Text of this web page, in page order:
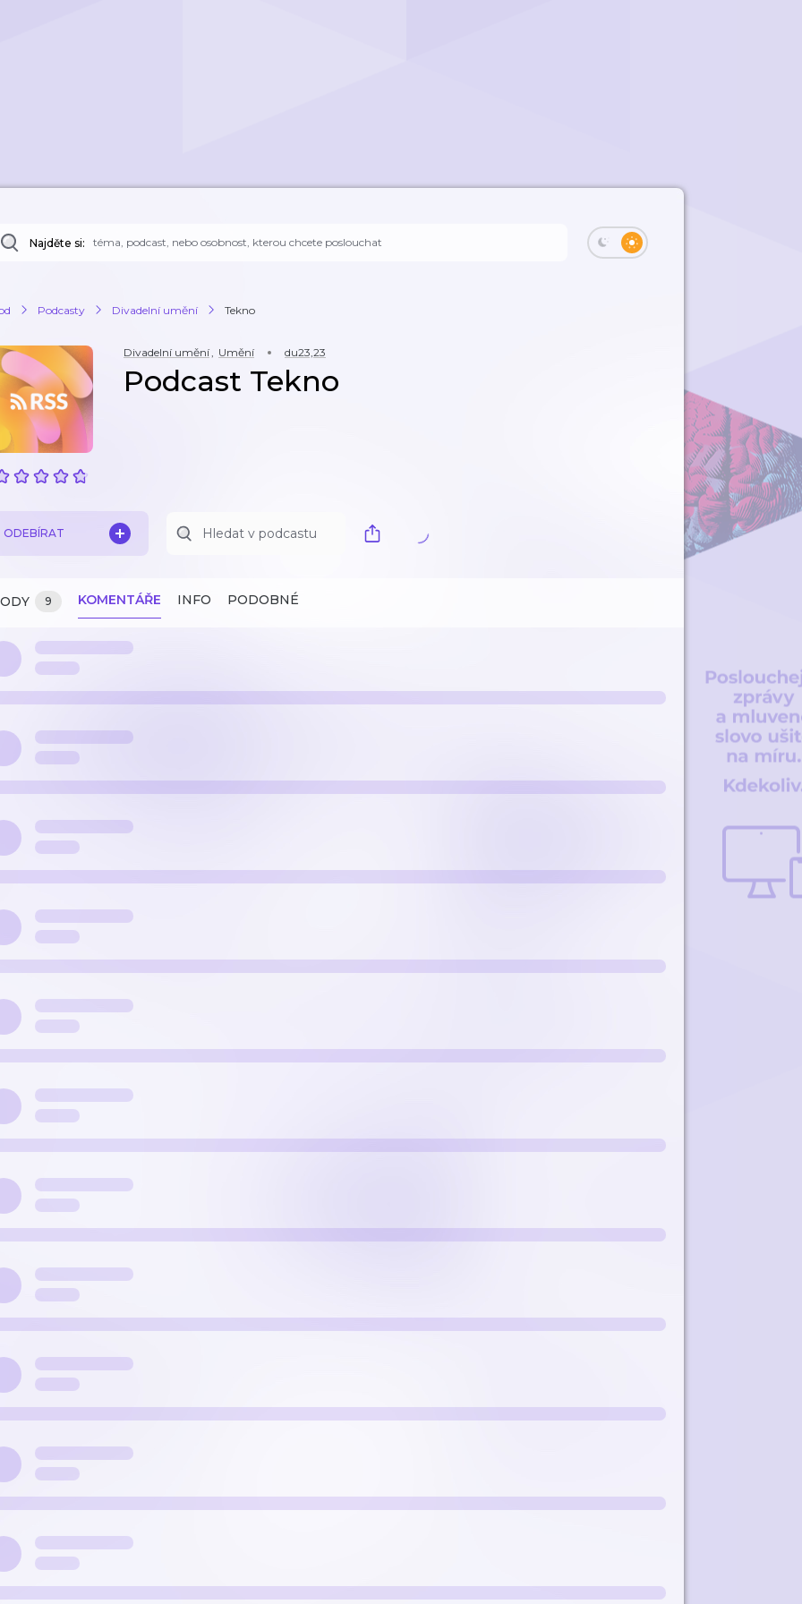
Najděte si:
Podcasty Divadelní umění Tekno
Divadelní umění, Umění du23,23
Podcast Tekno
ODEBÍRAT
9 KOMENTÁŘE INFO PODOBNÉ